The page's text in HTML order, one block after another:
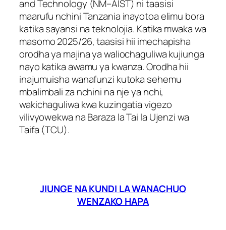
and Technology (NM–AIST) ni taasisi
maarufu nchini Tanzania inayotoa elimu bora
katika sayansi na teknolojia. Katika mwaka wa
masomo 2025/26, taasisi hii imechapisha
orodha ya majina ya waliochaguliwa kujiunga
nayo katika awamu ya kwanza. Orodha hii
inajumuisha wanafunzi kutoka sehemu
mbalimbali za nchini na nje ya nchi,
wakichaguliwa kwa kuzingatia vigezo
vilivyowekwa na Baraza la Tai la Ujenzi wa
Taifa (TCU).
JIUNGE NA KUNDI LA WANACHUO
WENZAKO HAPA